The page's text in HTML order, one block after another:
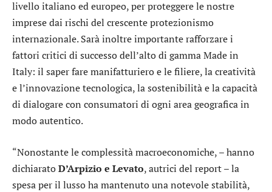
livello italiano ed europeo, per proteggere le nostre
imprese dai rischi del crescente protezionismo
internazionale. Sarà inoltre importante rafforzare i
fattori critici di successo dell’alto di gamma Made in
Italy: il saper fare manifatturiero e le filiere, la creatività
e l’innovazione tecnologica, la sostenibilità e la capacità
di dialogare con consumatori di ogni area geografica in
modo autentico.
“Nonostante le complessità macroeconomiche, – hanno
dichiaratoD’Arpizio e Levato, autrici del report – la
spesa per il lusso ha mantenuto una notevole stabilità,